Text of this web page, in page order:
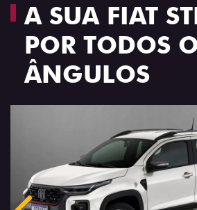
A SUA FIAT
POR TODOS
ÂNGULOS